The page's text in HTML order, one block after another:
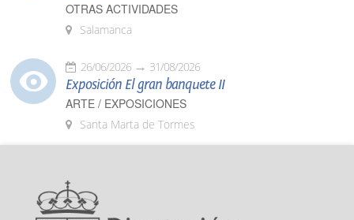
OTRAS ACTIVIDADES
Salamanca
26/06/2026 31/08/2026
Exposición El gran banquete II
ARTE / EXPOSICIONES
Santa Marta de Tormes